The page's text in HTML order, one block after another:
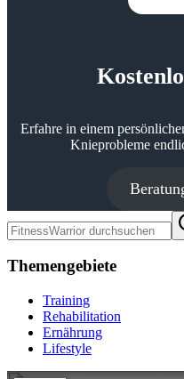
Erfahre in einem
Knie­probleme
durchsuchen
Themengebiete
Training
Rehabilitation
Ernährung
Lifestyle